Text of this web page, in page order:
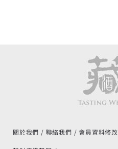
關於我們 聯絡我們 會員資料修改